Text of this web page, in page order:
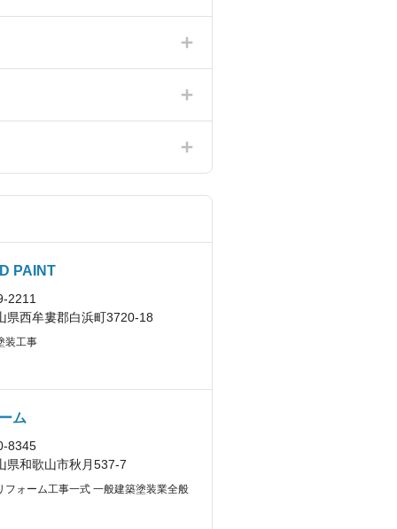
PAINT
2211
県西牟婁郡白浜町3720-18
装工事
ム
8345
県和歌山市秋月537-7
フォーム工事一式 一般建築塗装業全般